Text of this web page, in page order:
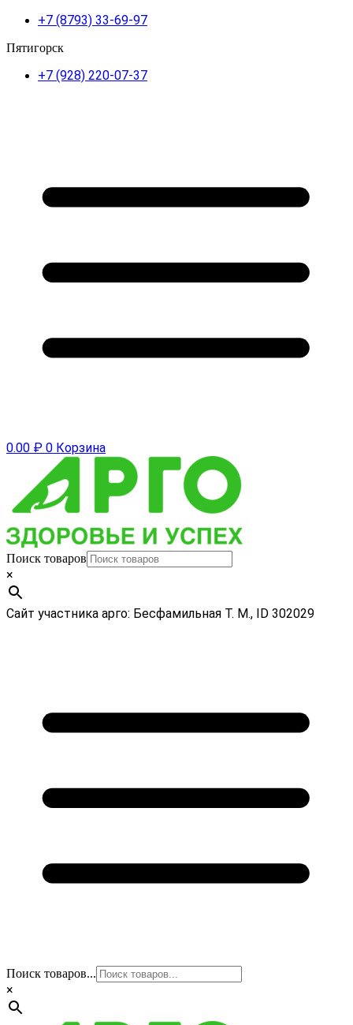
+7 (8793) 33-69-97
Пятигорск
+7 (928) 220-07-37
0.00 ₽ 0 Корзина
Поиск товаров
×
Сайт участника арго: Бесфамильная Т. М., ID 302029
Поиск товаров...
×